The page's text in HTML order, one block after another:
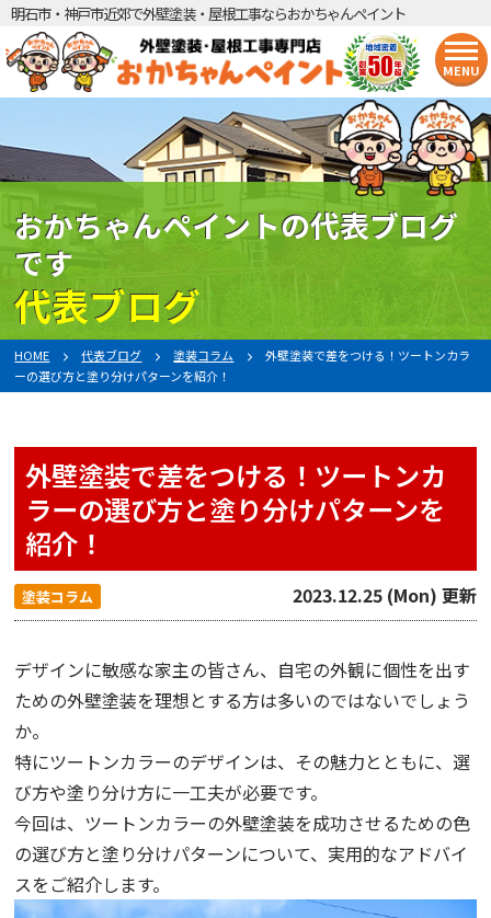
明石市・神戸市近郊で外壁塗装・屋根工事ならおかちゃんペイント
MENU
おかちゃんペイントの代表ブログ
です
代表ブログ
HOME 代表ブログ 塗装コラム
外壁塗装で差をつける！ツートンカラ
ーの選び方と塗り分けパターンを紹介！
外壁塗装で差をつける！ツートンカ
ラーの選び方と塗り分けパターンを
紹介！
塗装コラム 2023.12.25 (Mon) 更新
デザインに敏感な家主の皆さん、自宅の外観に個性を出す
ための外壁塗装を理想とする方は多いのではないでしょう
か。
特にツートンカラーのデザインは、その魅力とともに、選
び方や塗り分け方に一工夫が必要です。
今回は、ツートンカラーの外壁塗装を成功させるための色
の選び方と塗り分けパターンについて、実用的なアドバイ
スをご紹介します。